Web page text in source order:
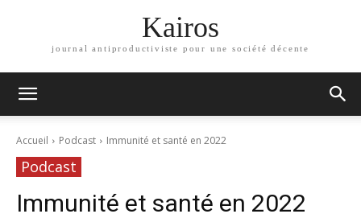
Kairos
journal antiproductiviste pour une société décente
Accueil Podcast Immunité et santé en 2022
Podcast
Immunité et santé en 2022